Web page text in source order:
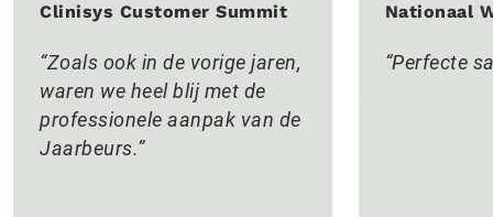
Clinisys Customer Summit
Zoals ook in de vorige jaren,
waren we heel blij met de
professionele aanpak van de
Jaarbeurs.
Nationaal
Perfecte